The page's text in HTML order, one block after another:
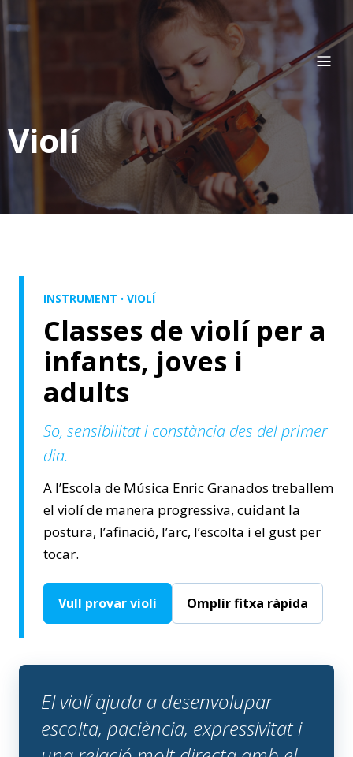
Violí
INSTRUMENT · VIOLÍ
Classes de violí per a
infants, joves i
adults
So, sensibilitat i constància des del primer
dia.
A l’Escola de Música Enric Granados treballem
el violí de manera progressiva, cuidant la
postura, l’afinació, l’arc, l’escolta i el gust per
tocar.
Vull provar violí Omplir fitxa ràpida
El violí ajuda a desenvolupar
escolta, paciència, expressivitat i